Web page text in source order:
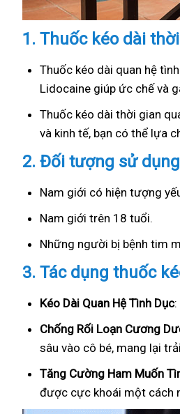
1. Thuốc kéo dài
Thuốc kéo dài quan hệ
Lidocaine giúp ức chế và
Thuốc kéo dài thời gian
và kinh tế, bạn có thể lựa
2. Đối tượng sử
Nam giới có hiện tượng
Nam giới trên 18 tuổi.
Những người bị bệnh tim
3. Tác dụng thuốc
Kéo Dài Quan Hệ Tình Dục:
Chống Rối Loạn Cương
sâu vào cô bé, mang lại
Tăng Cường Ham Muốn
được cực khoái một cách